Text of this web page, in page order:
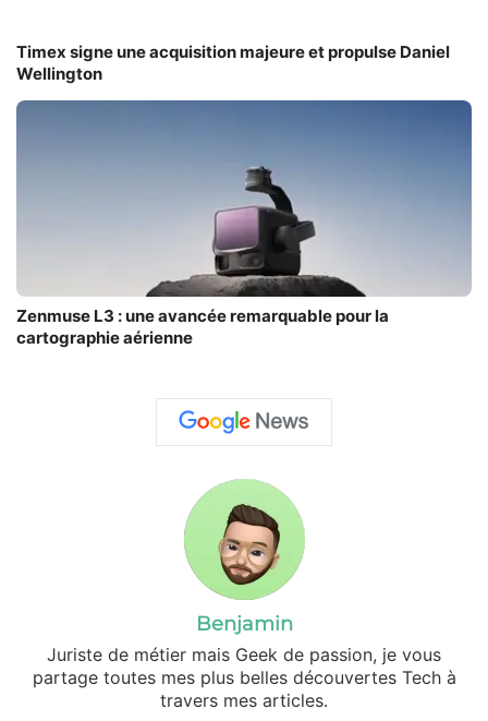
Timex signe une acquisition majeure et propulse Daniel
Wellington
Zenmuse L3 : une avancée remarquable pour la
cartographie aérienne
Benjamin
Juriste de métier mais Geek de passion, je vous
partage toutes mes plus belles découvertes Tech à
travers mes articles.